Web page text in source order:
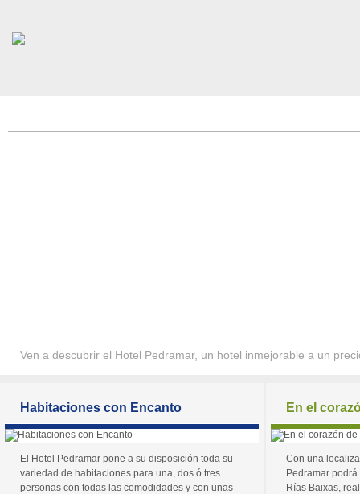
Ven a descubrir el Hotel Pedramar, un hotel inmejorable a un
Habitaciones con Encanto
El Hotel Pedramar pone a su disposición toda su
variedad de habitaciones para una, dos ó tres
personas con todas las comodidades y con unas
En el
Con una
Pedramar
Rías Baixas,